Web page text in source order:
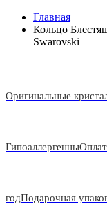
Главная
Кольцо
Swarovski
Оригинальные
Гипоаллергенны
годПодарочная